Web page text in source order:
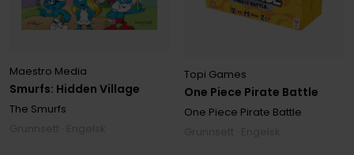
Smurfs: Hidden Village
Maestro Media
The Smurfs
One Piece Pirate Battle
Topi Games
One Piece Pirate Battle